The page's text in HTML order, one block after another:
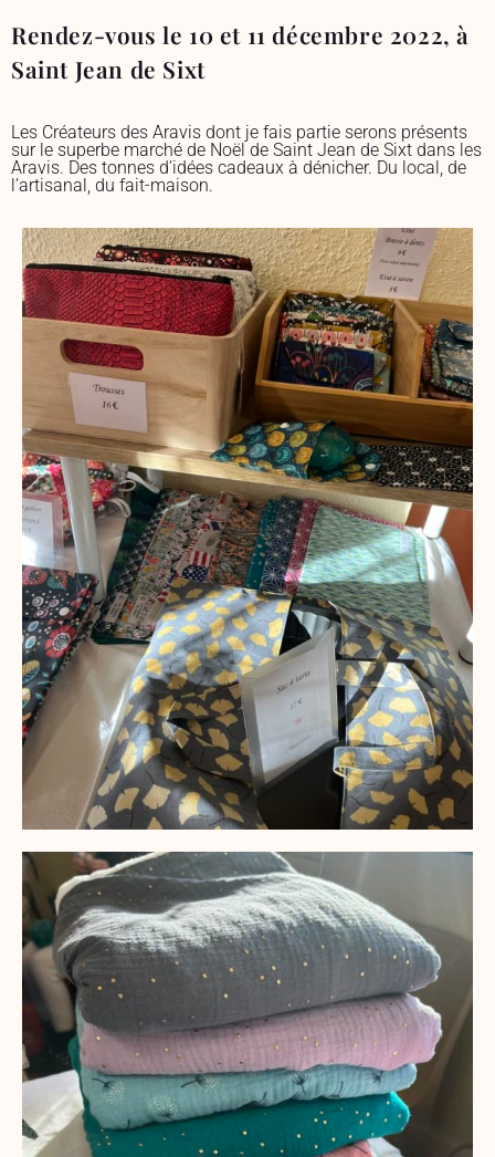
Rendez-vous le 10 et 11 décembre 2022, à
Saint Jean de Sixt
Les Créateurs des Aravis dont je fais partie serons présents
sur le superbe marché de Noël de Saint Jean de Sixt dans les
Aravis. Des tonnes d’idées cadeaux à dénicher. Du local, de
l’artisanal, du fait-maison.